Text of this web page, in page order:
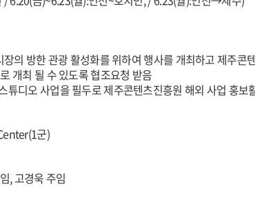
의 방한 관광 활성화를 위하여 행사를 개최하고 제주
개최 될 수 있도록 협조요청 받음
튜디오 사업을 필두로 제주콘텐츠진흥원 해외 사업 홍
군)
, 고경욱 주임